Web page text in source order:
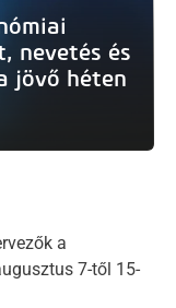
nevetés és
jövő héten
a
7-től 15-